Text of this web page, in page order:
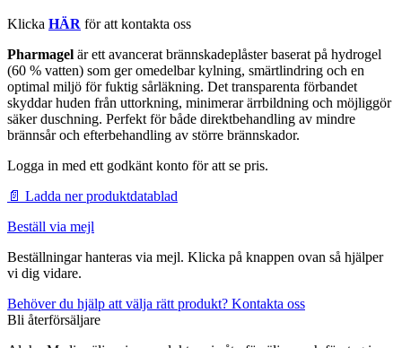
Klicka HÄR för att kontakta oss
Pharmagel är ett avancerat brännskadeplåster baserat på hydrogel
(60 % vatten) som ger omedelbar kylning, smärtlindring och en
optimal miljö för fuktig sårläkning. Det transparenta förbandet
skyddar huden från uttorkning, minimerar ärrbildning och möjliggör
säker duschning. Perfekt för både direktbehandling av mindre
brännsår och efterbehandling av större brännskador.
Logga in med ett godkänt konto för att se pris.
📄 Ladda ner produktdatablad
Beställ via mejl
Beställningar hanteras via mejl. Klicka på knappen ovan så hjälper
vi dig vidare.
Behöver du hjälp att välja rätt produkt? Kontakta oss
Bli återförsäljare